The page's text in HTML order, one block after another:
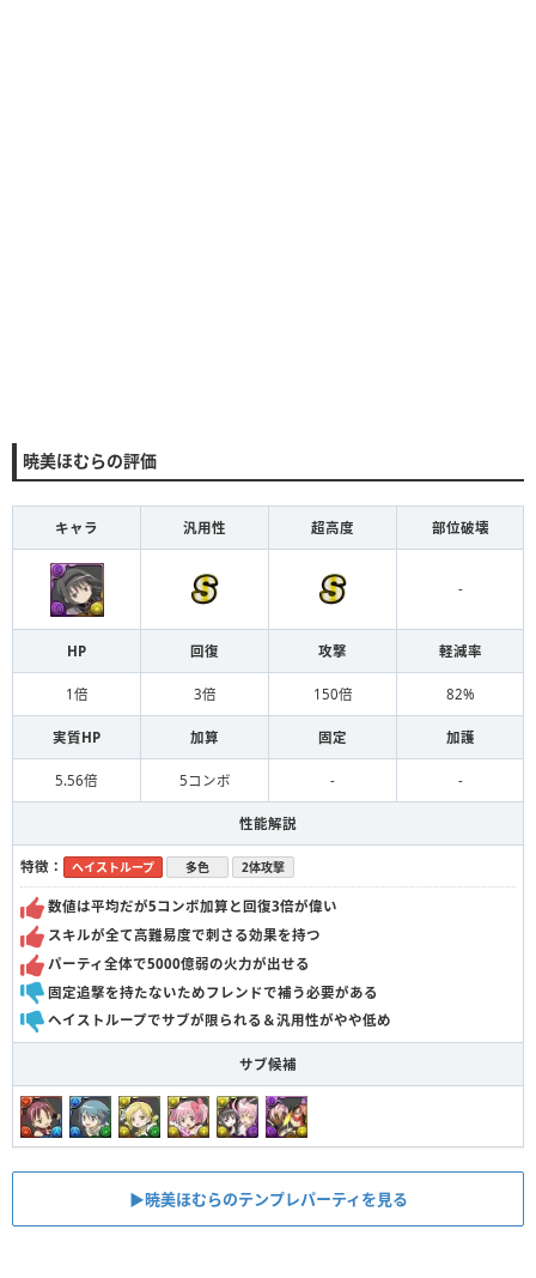
暁美ほむらの評価
キャラ 汎用性 超高度 部位破壊
-
HP 回復 攻撃 軽減率
1倍 3倍 150倍 82%
実質HP 加算 固定 加護
5.56倍 5コンボ - -
性能解説
特徴： ヘイストループ 多色 2体攻撃
数値は平均だが5コンボ加算と回復3倍が偉い
スキルが全て高難易度で刺さる効果を持つ
パーティ全体で5000億弱の火力が出せる
固定追撃を持たないためフレンドで補う必要がある
ヘイストループでサブが限られる＆汎用性がやや低め
サブ候補
▶︎暁美ほむらのテンプレパーティを見る